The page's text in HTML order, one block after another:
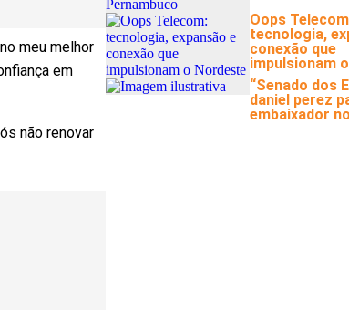
meu melhor
em
não renovar